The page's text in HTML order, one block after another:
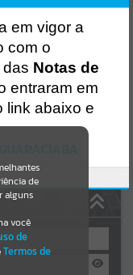
de
alguns
você
de
Termos de
em vigor a
com o
Notas de
entraram em
link abaixo e
MENSAGEM:EST-000040
cidadao/